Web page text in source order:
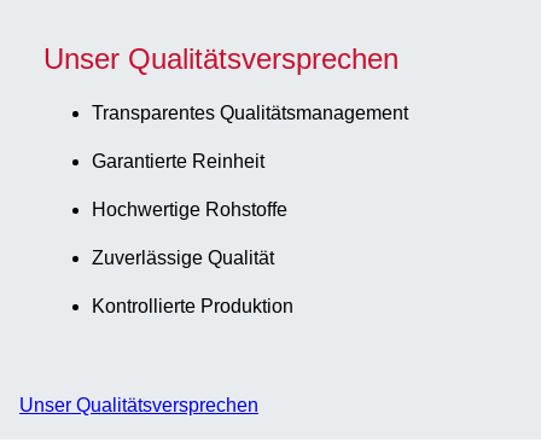
Unser Qualitätsversprechen
Transparentes Qualitätsmanagement
Garantierte Reinheit
Hochwertige Rohstoffe
Zuverlässige Qualität
Kontrollierte Produktion
Unser Qualitätsversprechen